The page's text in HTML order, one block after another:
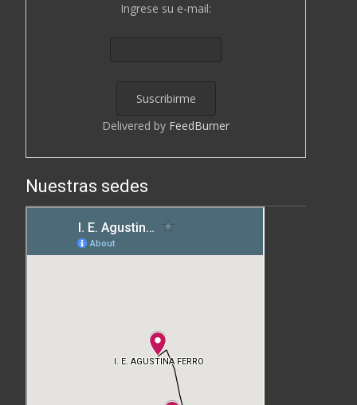
Ingrese su e-mail:
Delivered by FeedBurner
Nuestras sedes